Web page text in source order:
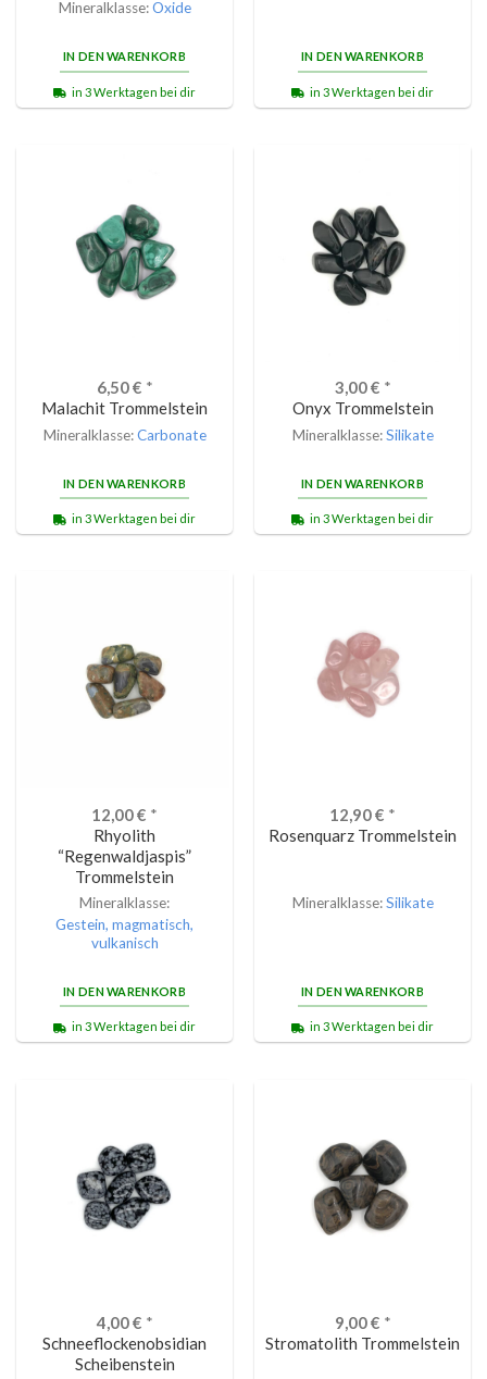
Mineralklasse:Oxide
IN DEN WARENKORB
in 3 Werktagen bei dir
IN DEN WARENKORB
in 3 Werktagen bei dir
6,50€ *
Malachit Trommelstein
Mineralklasse:Carbonate
IN DEN WARENKORB
in 3 Werktagen bei dir
3,00€ *
Onyx Trommelstein
Mineralklasse:Silikate
IN DEN WARENKORB
in 3 Werktagen bei dir
12,00€ *
Rhyolith
“Regenwaldjaspis”
Trommelstein
Mineralklasse:
Gestein, magmatisch,
vulkanisch
IN DEN WARENKORB
in 3 Werktagen bei dir
12,90€ *
Rosenquarz Trommelstein
Mineralklasse:Silikate
IN DEN WARENKORB
in 3 Werktagen bei dir
4,00€ *
Schneeflockenobsidian
Scheibenstein
9,00€ *
Stromatolith Trommelstein